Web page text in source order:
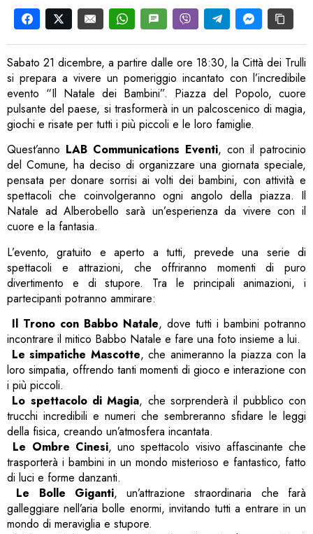
Sabato 21 dicembre, a partire dalle ore 18:30, la Città dei Trulli
si prepara a vivere un pomeriggio incantato con l’incredibile
evento “Il Natale dei Bambini”. Piazza del Popolo, cuore
pulsante del paese, si trasformerà in un palcoscenico di magia,
giochi e risate per tutti i più piccoli e le loro famiglie.
Quest’anno LAB Communications Eventi, con il patrocinio
del Comune, ha deciso di organizzare una giornata speciale,
pensata per donare sorrisi ai volti dei bambini, con attività e
spettacoli che coinvolgeranno ogni angolo della piazza. Il
Natale ad Alberobello sarà un’esperienza da vivere con il
cuore e la fantasia.
L’evento, gratuito e aperto a tutti, prevede una serie di
spettacoli e attrazioni, che offriranno momenti di puro
divertimento e di stupore. Tra le principali animazioni, i
partecipanti potranno ammirare:
Il Trono con Babbo Natale, dove tutti i bambini potranno
incontrare il mitico Babbo Natale e fare una foto insieme a lui.
Le simpatiche Mascotte, che animeranno la piazza con la
loro simpatia, offrendo tanti momenti di gioco e interazione con
i più piccoli.
Lo spettacolo di Magia, che sorprenderà il pubblico con
trucchi incredibili e numeri che sembreranno sfidare le leggi
della fisica, creando un’atmosfera incantata.
Le Ombre Cinesi, uno spettacolo visivo affascinante che
trasporterà i bambini in un mondo misterioso e fantastico, fatto
di luci e forme danzanti.
Le Bolle Giganti, un’attrazione straordinaria che farà
galleggiare nell’aria bolle enormi, invitando tutti a entrare in un
mondo di meraviglia e stupore.